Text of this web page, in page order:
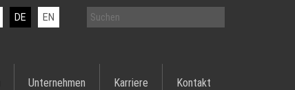
DE EN
Unternehmen Karriere Kontakt